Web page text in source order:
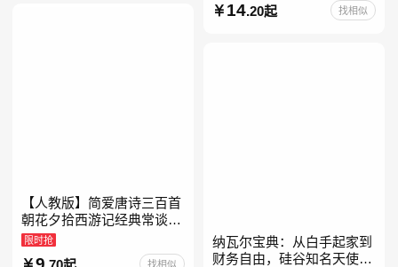
14.20起 找相似
【人教版】简爱唐诗三百首
朝花夕拾西游记经典常谈昆
虫记骆驼祥子钢铁是怎样炼
成的升级版鲁迅原著正版七
限时抢
9 找相似
纳瓦尔宝典：从白手起家到
财务自由，硅谷知名天使投